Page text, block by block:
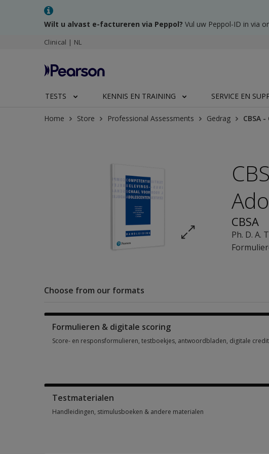
Wilt u alvast e-factureren via Peppol? Vul uw Peppol-ID in via
Clinical | NL
TESTS KENNIS EN TRAINING SERVICE EN
Home Store Professional Assessments Gedrag CBSA
CBSA
Ph. D. A.
Choose from our formats
Formulieren & digitale scoring
Score- en responsformulieren, testboekjes, antwoordbladen, digitale
Testmaterialen
Handleidingen, stimulusboeken & andere materialen